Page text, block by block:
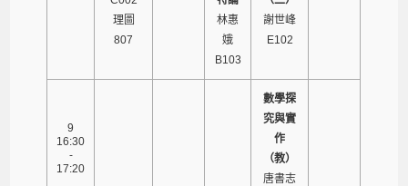
理圖
807
林惠
娥
B103
謝世峰
E102
9
16:30
-
17:20
數學探
究與實
作
（教）
唐書志